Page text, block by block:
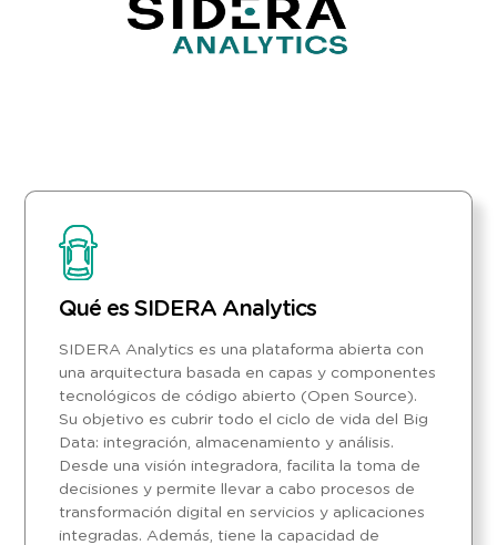
Qué es SIDERA Analytics
SIDERA Analytics es una plataforma abierta con
una arquitectura basada en capas y componentes
tecnológicos de código abierto (Open Source).
Su objetivo es cubrir todo el ciclo de vida del Big
Data: integración, almacenamiento y análisis.
Desde una visión integradora, facilita la toma de
decisiones y permite llevar a cabo procesos de
transformación digital en servicios y aplicaciones
integradas. Además, tiene la capacidad de